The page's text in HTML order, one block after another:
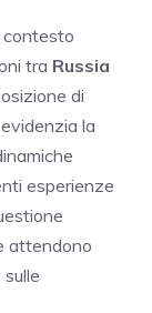
contesto
tra Russia
di
la
esperienze
attendono